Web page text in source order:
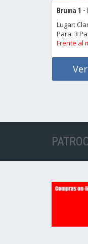
Bruma 1 -
Lugar:
Para: 3
Frente al